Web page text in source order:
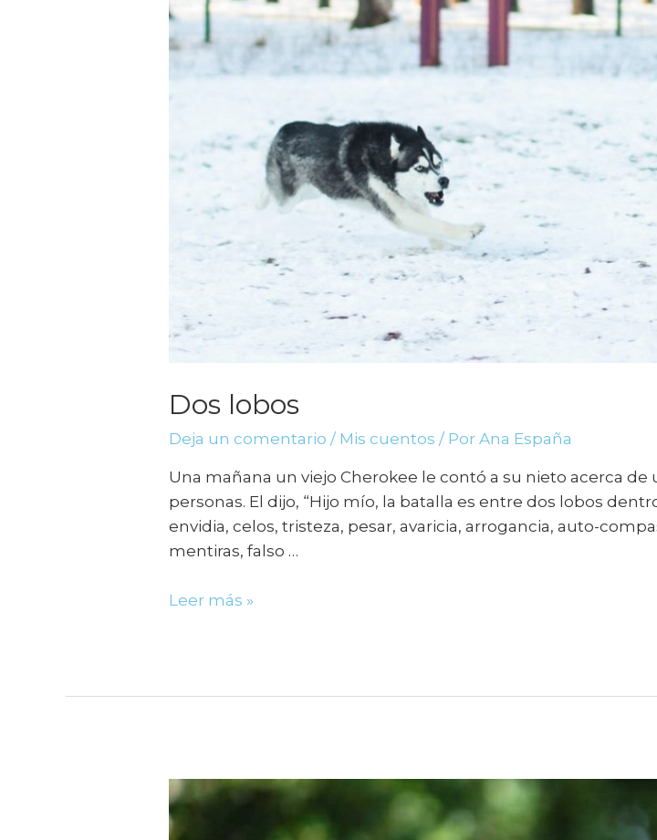
Dos lobos
Deja un comentario / Mis cuentos / PorAna España
Una mañana un viejo Cherokee le contó a su nieto acerca
personas. El dijo, “Hijo mío, la batalla es entre dos lobos
envidia, celos, tristeza, pesar, avaricia, arrogancia, auto-
mentiras, falso …
Leer más »
¿En
quién